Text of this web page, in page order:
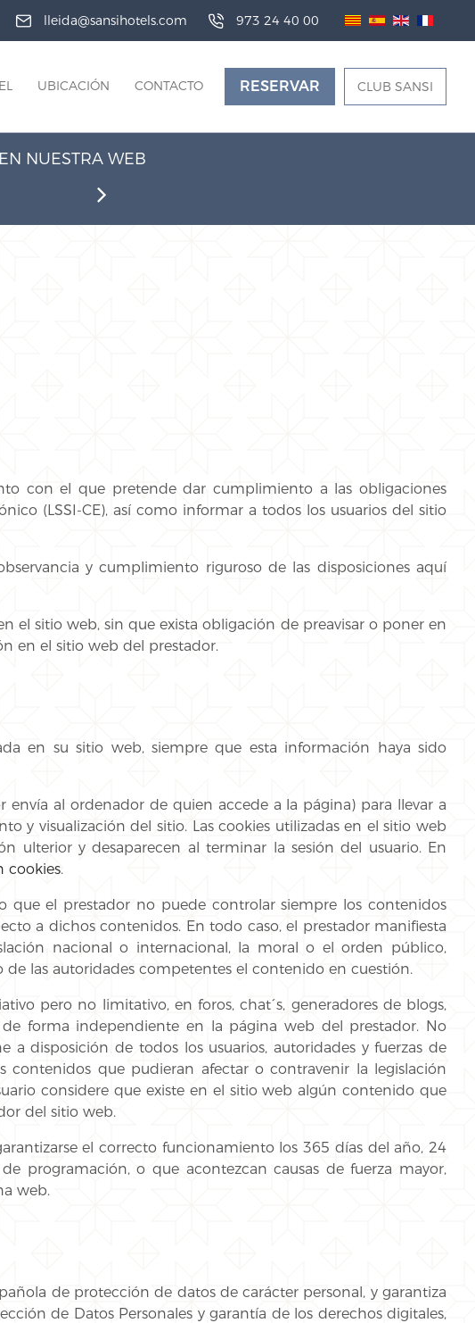
lleida@sansihotels.com 973 24 40 00
UBICACIÓN CONTACTO RESERVAR CLUB SANSI
NUESTRA WEB
con el que pretende dar cumplimiento a las obligaciones
(LSSI-CE), así como informar a todos los usuarios del sitio
y cumplimiento riguroso de las disposiciones aquí
el sitio web, sin que exista obligación de preavisar o poner en
en el sitio web del prestador.
en su sitio web, siempre que esta información haya sido
al ordenador de quien accede a la página) para llevar a
y visualización del sitio. Las cookies utilizadas en el sitio web
ulterior y desaparecen al terminar la sesión del usuario. En
cookies.
que el prestador no puede controlar siempre los contenidos
a dichos contenidos. En todo caso, el prestador manifiesta
nacional o internacional, la moral o el orden público,
las autoridades competentes el contenido en cuestión.
pero no limitativo, en foros, chat´s, generadores de blogs,
forma independiente en la página web del prestador. No
disposición de todos los usuarios, autoridades y fuerzas de
que pudieran afectar o contravenir la legislación
considere que existe en el sitio web algún contenido que
del sitio web.
el correcto funcionamiento los 365 días del año, 24
programación, o que acontezcan causas de fuerza mayor,
web.
de protección de datos de carácter personal, y garantiza
de Datos Personales y garantía de los derechos digitales,